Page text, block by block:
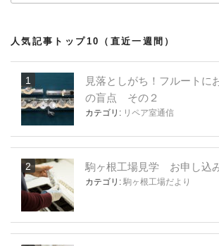
人気記事トップ10（直近一週間）
見落としがち！フルートに
の盲点 その２
カテゴリ: リペア室通信
駒ヶ根工場見学 お申し込
カテゴリ: 駒ヶ根工場だより